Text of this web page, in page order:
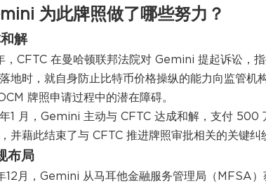
为此牌照做了哪些努力？
解
，CFTC 在曼哈顿联邦法院对 Gemini 提起诉讼，
地时，就自身防止比特币价格操纵的能力向监管机
牌照申请过程中的潜在障碍。
1 月，Gemini 主动与 CFTC 达成和解，支付
并藉此结束了与 CFTC 推进牌照审批相关的关键纠
布局
12月，Gemini 从马耳他金融服务管理局（MFSA）